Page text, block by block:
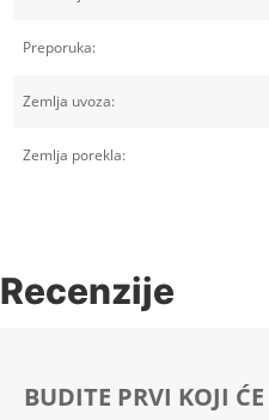
Preporuka:
Zemlja uvoza:
Zemlja porekla:
Recenzije
BUDITE PRVI KOJI